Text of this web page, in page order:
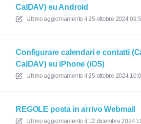
CalDAV) su Android
Ultimo aggiornamento il 25 ottobre 2024
Configurare calendari e contatti
CalDAV) su iPhone (iOS)
Ultimo aggiornamento il 25 ottobre 2024
REGOLE posta in arrivo Webmail
Ultimo aggiornamento il 12 dicembre 2024